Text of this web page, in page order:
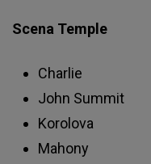
Scena Temple
Charlie
John Summit
Korolova
Mahony